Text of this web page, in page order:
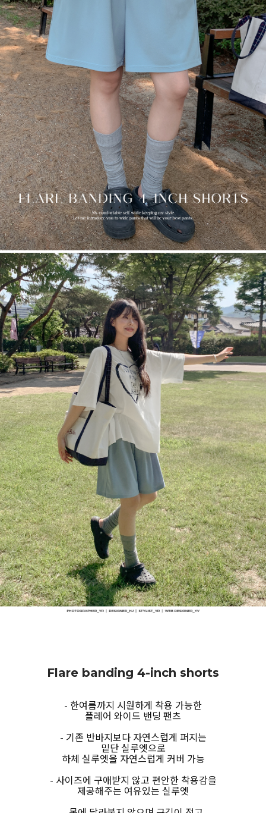
Flare banding 4-inch shorts
- 한여름까지 시원하게 착용 가능한
플레어 와이드 밴딩 팬츠
- 기존 반바지보다 자연스럽게 퍼지는
밑단 실루엣으로
하체 실루엣을 자연스럽게 커버 가능
- 사이즈에 구애받지 않고 편안한 착용감을
제공해주는 여유있는 실루엣